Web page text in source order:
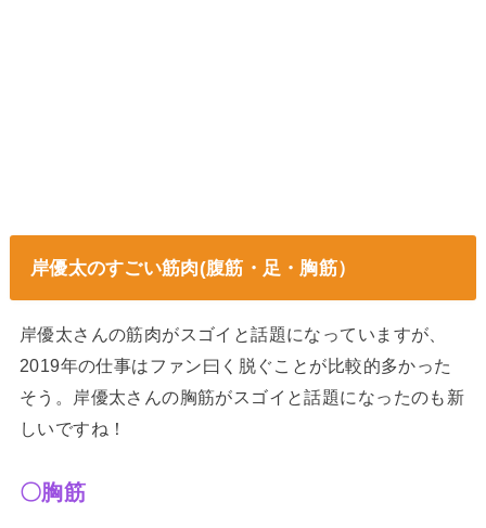
岸優太のすごい筋肉(腹筋・足・胸筋）
岸優太さんの筋肉がスゴイと話題になっていますが、
2019年の仕事はファン曰く脱ぐことが比較的多かった
そう。岸優太さんの胸筋がスゴイと話題になったのも新
しいですね！
〇胸筋